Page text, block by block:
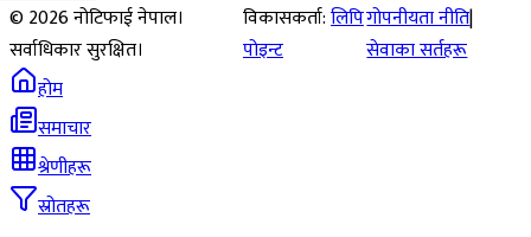
©2026नोटिफाई नेपाल।
सर्वाधिकार सुरक्षित।
विकासकर्ता:लिपि
पोइन्ट
गोपनीयता नीति|
सेवाका सर्तहरू
होम
समाचार
श्रेणीहरू
स्रोतहरू